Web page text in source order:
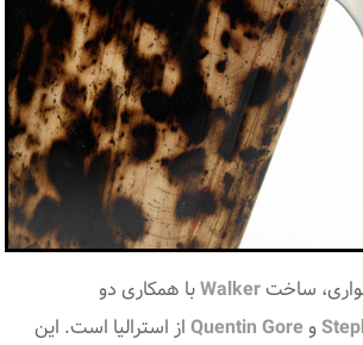
ساختWalkerبا همکاری دو
و Quentin Goreاز استرالیا است. این